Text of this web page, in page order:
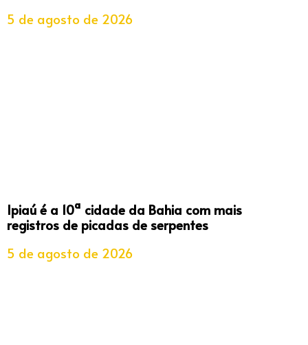
5 de agosto de 2026
Ipiaú é a 10ª cidade da Bahia com mais
registros de picadas de serpentes
5 de agosto de 2026